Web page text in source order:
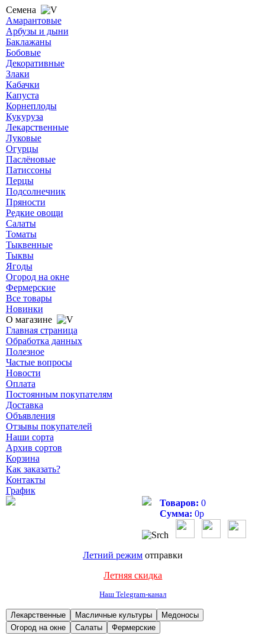
Семена
Амарантовые
Арбузы и дыни
Баклажаны
Бобовые
Декоративные
Злаки
Кабачки
Капуста
Корнеплоды
Кукуруза
Лекарственные
Луковые
Огурцы
Паслёновые
Патиссоны
Перцы
Подсолнечник
Пряности
Редкие овощи
Салаты
Томаты
Тыквенные
Тыквы
Ягоды
Огород на окне
Фермерские
Все товары
Новинки
О магазине
Главная страница
Обработка данных
Полезное
Частые вопросы
Новости
Оплата
Постоянным покупателям
Доставка
Объявления
Отзывы покупателей
Наши сорта
Архив сортов
Корзина
Как заказать?
Контакты
График
Товаров: 0
Сумма: 0р
Летний режим отправки
Летняя скидка
Наш Telegram-канал